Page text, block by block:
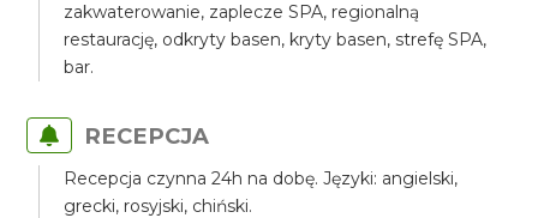
zakwaterowanie, zaplecze SPA, regionalną
restaurację, odkryty basen, kryty basen, strefę SPA,
bar.
RECEPCJA
Recepcja czynna 24h na dobę. Języki: angielski,
grecki, rosyjski, chiński.